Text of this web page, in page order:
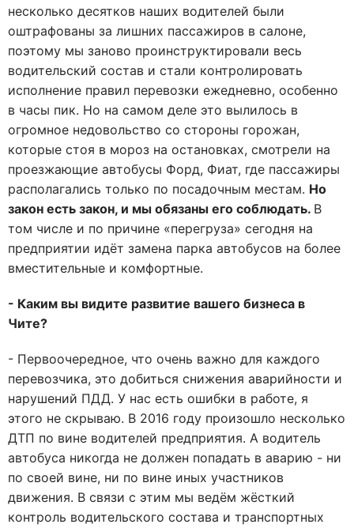
несколько десятков наших водителей были
оштрафованы за лишних пассажиров в салоне,
поэтому мы заново проинструктировали весь
водительский состав и стали контролировать
исполнение правил перевозки ежедневно, особенно
в часы пик. Но на самом деле это вылилось в
огромное недовольство со стороны горожан,
которые стоя в мороз на остановках, смотрели на
проезжающие автобусы Форд, Фиат, где пассажиры
располагались только по посадочным местам. Но
закон есть закон, и мы обязаны его соблюдать. В
том числе и по причине «перегруза» сегодня на
предприятии идёт замена парка автобусов на более
вместительные и комфортные.
- Каким вы видите развитие вашего бизнеса в
Чите?
- Первоочередное, что очень важно для каждого
перевозчика, это добиться снижения аварийности и
нарушений ПДД. У нас есть ошибки в работе, я
этого не скрываю. В 2016 году произошло несколько
ДТП по вине водителей предприятия. А водитель
автобуса никогда не должен попадать в аварию - ни
по своей вине, ни по вине иных участников
движения. В связи с этим мы ведём жёсткий
контроль водительского состава и транспортных